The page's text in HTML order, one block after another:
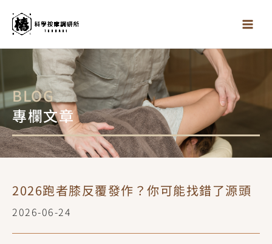
BLOG
專欄文章
2026跑者膝反覆發作？你可能找錯了源頭
2026-06-24